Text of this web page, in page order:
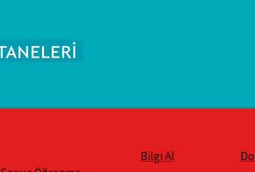
Bilgi Al